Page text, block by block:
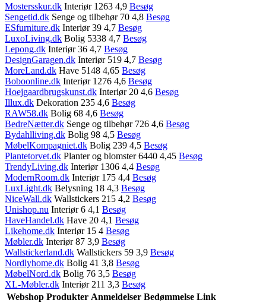
Mostersskur.dk Interiør 1263 4,9 Besøg
Sengetid.dk Senge og tilbehør 70 4,8 Besøg
ESfurniture.dk Interiør 39 4,7 Besøg
LuxoLiving.dk Bolig 5338 4,7 Besøg
Lepong.dk Interiør 36 4,7 Besøg
DesignGaragen.dk Interiør 519 4,7 Besøg
MoreLand.dk Have 5148 4,65 Besøg
Boboonline.dk Interiør 1276 4,6 Besøg
Hoejgaardbrugskunst.dk Interiør 20 4,6 Besøg
Illux.dk Dekoration 235 4,6 Besøg
RAW58.dk Bolig 68 4,6 Besøg
BedreNætter.dk Senge og tilbehør 726 4,6 Besøg
Bydahlliving.dk Bolig 98 4,5 Besøg
MøbelKompagniet.dk Bolig 239 4,5 Besøg
Plantetorvet.dk Planter og blomster 6440 4,45 Besøg
TrendyLiving.dk Interiør 1306 4,4 Besøg
ModernRoom.dk Interiør 175 4,4 Besøg
LuxLight.dk Belysning 18 4,3 Besøg
NiceWall.dk Wallstickers 215 4,2 Besøg
Unishop.nu Interiør 6 4,1 Besøg
HaveHandel.dk Have 20 4,1 Besøg
Likehome.dk Interiør 15 4 Besøg
Møbler.dk Interiør 87 3,9 Besøg
Wallstickerland.dk Wallstickers 59 3,9 Besøg
Nordlyhome.dk Bolig 41 3,8 Besøg
MøbelNord.dk Bolig 76 3,5 Besøg
XL-Møbler.dk Interiør 211 3,3 Besøg
Webshop Produkter Anmeldelser Bedømmelse Link